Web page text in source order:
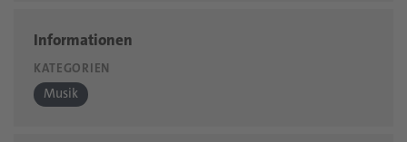
Informationen
KATEGORIEN
Musik